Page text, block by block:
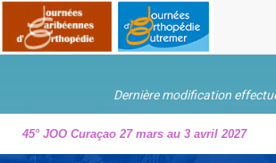
Dernière modification
45° JOO Curaçao 27 mars au 3 avril 2027